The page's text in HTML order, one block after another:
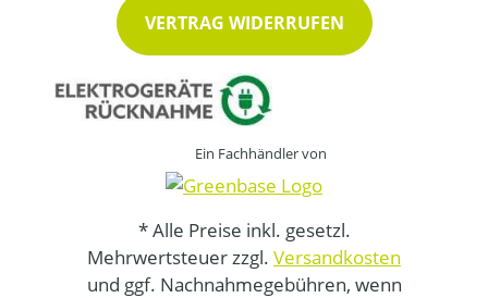
VERTRAG WIDERRUFEN
Ein Fachhändler von
* Alle Preise inkl. gesetzl.
Mehrwertsteuer zzgl. Versandkosten
und ggf. Nachnahmegebühren, wenn